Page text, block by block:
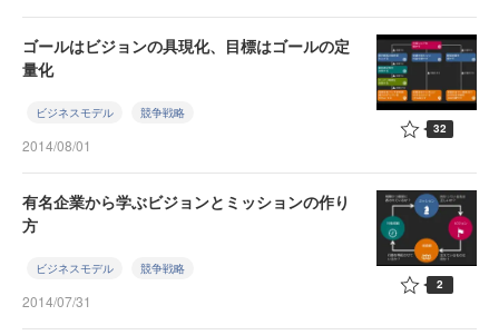
ゴールはビジョンの具現化、目標はゴールの定
量化
ビジネスモデル 競争戦略
2014/08/01
32
有名企業から学ぶビジョンとミッションの作り
方
ビジネスモデル 競争戦略
2014/07/31
2